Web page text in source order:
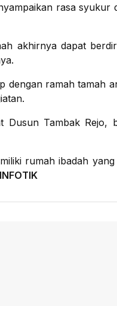
rasa syukur
akhirnya dapat
dengan ramah tamah
Dusun Tambak Rejo,
rumah ibadah